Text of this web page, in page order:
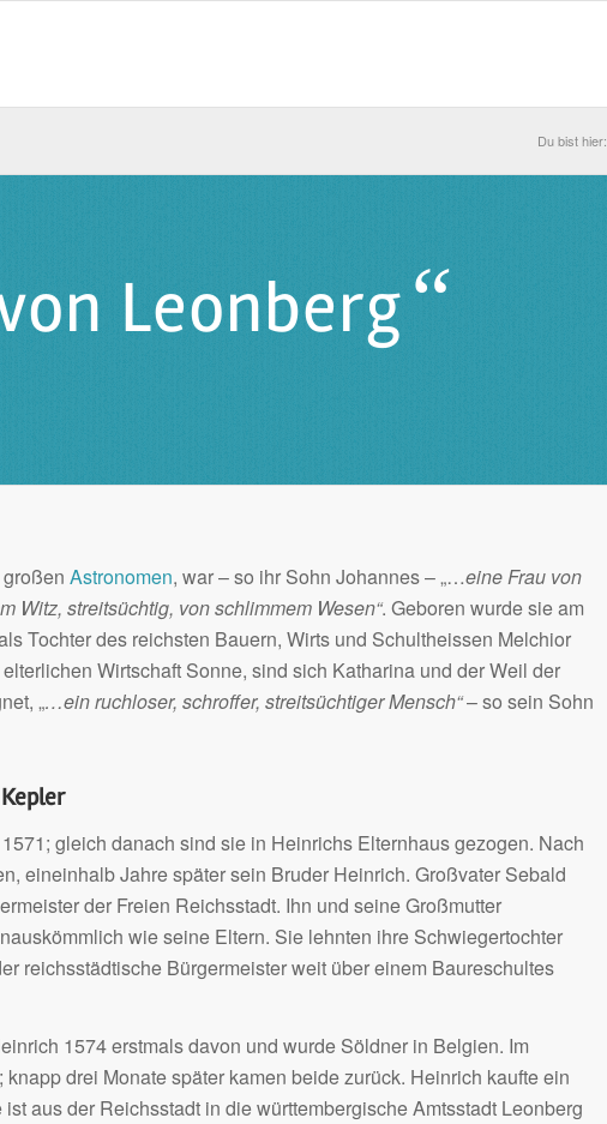
Du bist hier:
Leonberg“
Astronomen, war – so ihr Sohn Johannes – „…eine Frau von
Witz, streitsüchtig, von schlimmem Wesen“. Geboren wurde sie am
Tochter des reichsten Bauern, Wirts und Schultheissen Melchior
Wirtschaft Sonne, sind sich Katharina und der Weil der
„…ein ruchloser, schroffer, streitsüchtiger Mensch“– so sein Sohn
gleich danach sind sie in Heinrichs Elternhaus gezogen. Nach
eineinhalb Jahre später sein Bruder Heinrich. Großvater Sebald
der Freien Reichsstadt. Ihn und seine Großmutter
wie seine Eltern. Sie lehnten ihre Schwiegertochter
reichsstädtische Bürgermeister weit über einem Baureschultes
1574 erstmals davon und wurde Söldner in Belgien. Im
drei Monate später kamen beide zurück. Heinrich kaufte ein
aus der Reichsstadt in die württembergische Amtsstadt Leonberg